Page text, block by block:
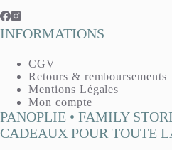
INFORMATIONS
CGV
Retours & remboursements
Mentions Légales
Mon compte
PANOPLIE • FAMILY
CADEAUX POUR TOUTE